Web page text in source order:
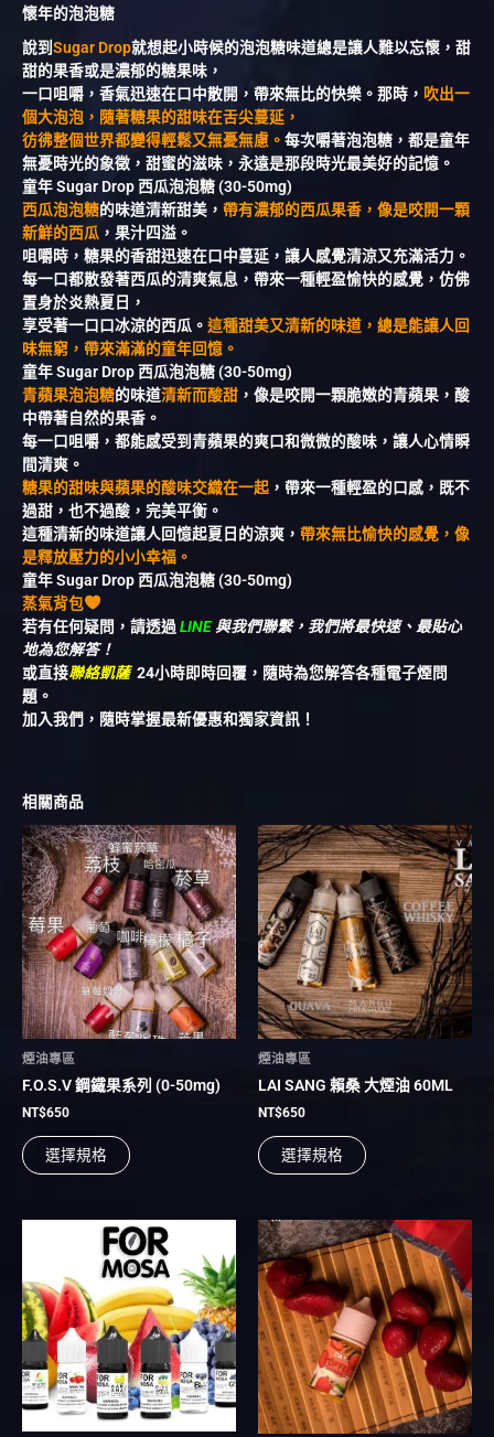
懷年的泡泡糖
說到Sugar Drop就想起小時候的泡泡糖味道總是讓人難以忘懷，甜
甜的果香或是濃郁的糖果味，
一口咀嚼，香氣迅速在口中散開，帶來無比的快樂。那時， 吹出一
個大泡泡，隨著糖果的甜味在舌尖蔓延，
彷彿整個世界都變得輕鬆又無憂無慮。 每次嚼著泡泡糖，都是童年
無憂時光的象徵，甜蜜的滋味，永遠是那段時光最美好的記憶。
童年 Sugar Drop 西瓜泡泡糖 (30-50mg)
西瓜泡泡糖的味道清新甜美， 帶有濃郁的西瓜果香，像是咬開一顆
新鮮的西瓜 ，果汁四溢。
咀嚼時，糖果的香甜迅速在口中蔓延，讓人感覺清涼又充滿活力。
每一口都散發著西瓜的清爽氣息，帶來一種輕盈愉快的感覺，仿佛
置身於炎熱夏日，
享受著一口口冰涼的西瓜。 這種甜美又清新的味道，總是能讓人回
味無窮，帶來滿滿的童年回憶。
童年 Sugar Drop 西瓜泡泡糖 (30-50mg)
青蘋果泡泡糖的味道清新而酸甜 ，像是咬開一顆脆嫩的青蘋果，酸
中帶著自然的果香。
每一口咀嚼，都能感受到青蘋果的爽口和微微的酸味，讓人心情瞬
間清爽。
糖果的甜味與蘋果的酸味交織在一起 ，帶來一種輕盈的口感，既不
過甜，也不過酸，完美平衡。
這種清新的味道讓人回憶起夏日的涼爽， 帶來無比愉快的感覺，像
是釋放壓力的小小幸福。
童年 Sugar Drop 西瓜泡泡糖 (30-50mg)
蒸氣背包
若有任何疑問，請透過 LINE與我們聯繫，我們將最快速、最貼心
地為您解答！
或直接聯絡凱薩 24小時即時回覆，隨時為您解答各種電子煙問
題。
加入我們，隨時掌握最新優惠和獨家資訊！
相關商品
煙油專區
F.O.S.V 鋼鐵果系列 (0-50mg)
NT$650
選擇規格
此
產
品
有
多
種
款
式。
可
在
品
選
項
煙油專區
LAI SANG 賴桑 大煙油 60ML
NT$650
選擇規格
此
產
品
有
多
種
款
式。
可
在
品
選
項
此
產
品
有
多
種
款
式。
可
此
產
品
有
多
種
款
式。
可